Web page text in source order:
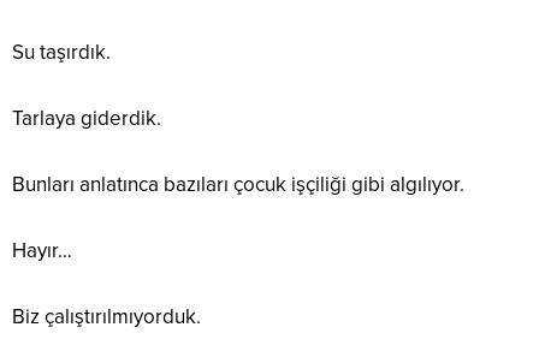
Su taşırdık.
Tarlaya giderdik.
Bunları anlatınca bazıları çocuk işçiliği gibi algılıyor.
Hayır…
Biz çalıştırılmıyorduk.